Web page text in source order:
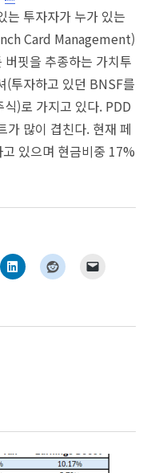
는 투자자가 누가 있는
Card Management)
핏을 추종하는 가치투
(투자하고 있던 BNSF를
)로 가지고 있다. PDD
가 많이 겹친다. 현재 페
있으며 현금비중 17%